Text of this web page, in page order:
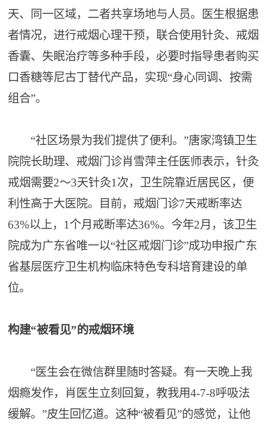
天、同一区域，二者共享场地与人员。医生根据患
者情况，进行戒烟心理干预，联合使用针灸、戒烟
香囊、失眠治疗等多种手段，必要时指导患者购买
口香糖等尼古丁替代产品，实现“身心同调、按需
组合”。
“社区场景为我们提供了便利。”唐家湾镇卫生
院院长助理、戒烟门诊肖雪萍主任医师表示，针灸
戒烟需要2～3天针灸1次，卫生院靠近居民区，便
利性高于大医院。目前，戒烟门诊7天戒断率达
63%以上，1个月戒断率达36%。今年2月，该卫生
院成为广东省唯一以“社区戒烟门诊”成功申报广东
省基层医疗卫生机构临床特色专科培育建设的单
位。
构建“被看见”的戒烟环境
“医生会在微信群里随时答疑。有一天晚上我
烟瘾发作，肖医生立刻回复，教我用4-7-8呼吸法
缓解。”皮生回忆道。这种“被看见”的感觉，让他